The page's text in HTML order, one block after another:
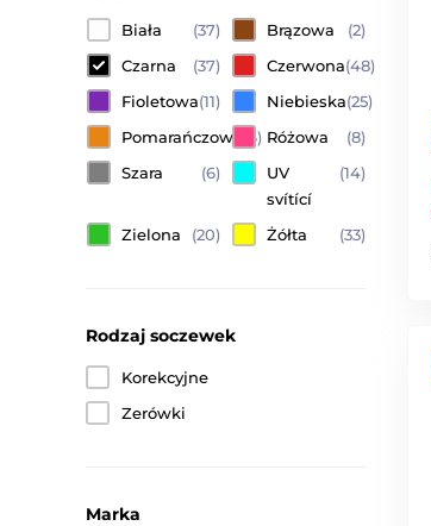
Biała (37) Brązowa
(2)
Czarna
(37) Czerwona(48)
Fioletowa(11) Niebieska(25)
Pomarańczowa
(6) Różowa
(8)
Szara
(6)
UV
svítící
(14)
Zielona (20) Żółta (33)
Rodzaj soczewek
Korekcyjne
Zerówki
Marka